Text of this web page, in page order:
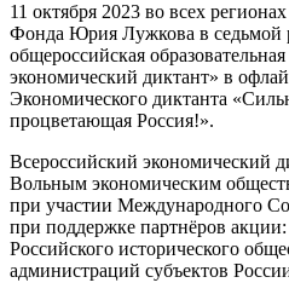
11 октября 2023 во всех
Фонда Юрия Лужкова в седьмой
общероссийская
экономический диктант» в
Экономического диктанта
процветающая Россия!».
Всероссийский экономический
Вольным экономическим
при участии Международного
при поддержке партнёров
Российского исторического
администраций субъектов